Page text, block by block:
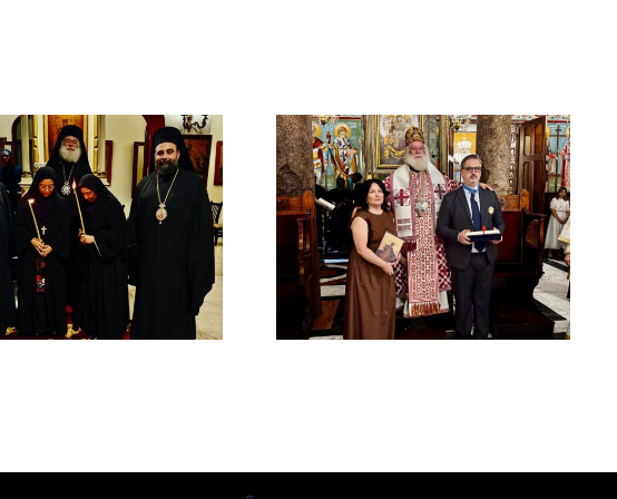
Νέος Αρχιμανδρίτης
και Πατριαρχική Τιμή
στον Γενικό Πρόξενο
Αλεξανδρείας
Νέος Μοναχός στο
Πατριαρχείο
Αλεξανδρείας